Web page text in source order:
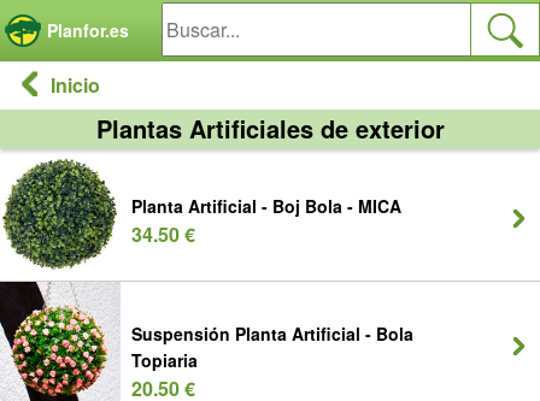
Planfor.es
Inicio
Plantas Artificiales de exterior
Planta Artificial - Boj Bola - MICA
34.50 €
Suspensión Planta Artificial - Bola
Topiaria
20.50 €
Panel de gestión de cookies